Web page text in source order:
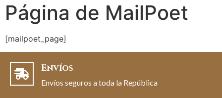
Página de MailPoet
[mailpoet_page]
Envíos
Envíos seguros a toda la República